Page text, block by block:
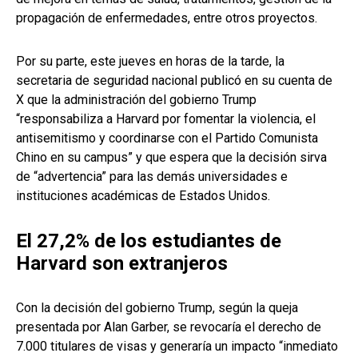
propagación de enfermedades, entre otros proyectos.
Por su parte, este jueves en horas de la tarde, la
secretaria de seguridad nacional publicó en su cuenta de
X que la administración del gobierno Trump
“responsabiliza a Harvard por fomentar la violencia, el
antisemitismo y coordinarse con el Partido Comunista
Chino en su campus” y que espera que la decisión sirva
de “advertencia” para las demás universidades e
instituciones académicas de Estados Unidos.
El 27,2% de los estudiantes de
Harvard son extranjeros
Con la decisión del gobierno Trump, según la queja
presentada por Alan Garber, se revocaría el derecho de
7.000 titulares de visas y generaría un impacto “inmediato